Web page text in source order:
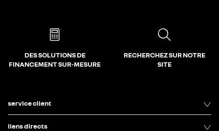
DES SOLUTIONS DE
FINANCEMENT SUR-MESURE
RECHERCHEZ SUR NOTRE
SITE
service client
liens directs